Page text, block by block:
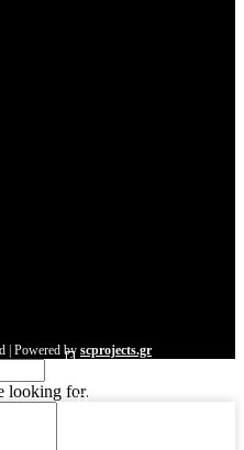
| Powered by scprojects.gr
looking for.